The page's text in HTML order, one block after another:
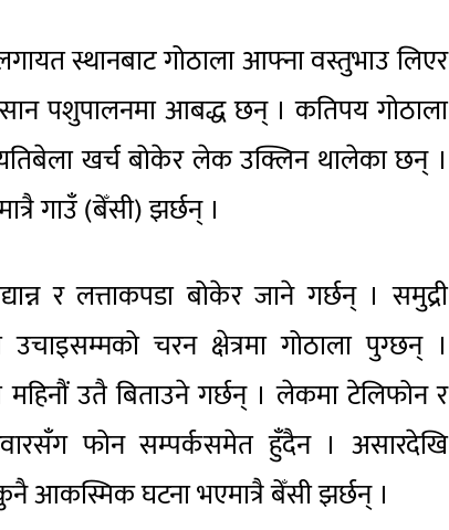
स्थानबाट गोठाला आफ्ना वस्तुभाउ लिएर
पशुपालनमा आबद्ध छन् । कतिपय गोठाला
खर्च बोकेर लेक उक्लिन थालेका छन् ।
गाउँ (बेँसी) झर्छन् ।
र लत्ताकपडा बोकेर जाने गर्छन् । समुद्री
चरन क्षेत्रमा गोठाला पुग्छन् ।
महिनौं उतै बिताउने गर्छन् । लेकमा टेलिफोन र
फोन सम्पर्कसमेत हुँदैन । असारदेखि
आकस्मिक घटना भएमात्रै बेँसी झर्छन् ।